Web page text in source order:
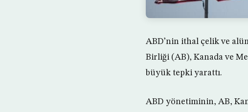
ABD’nin ithal çelik ve
Birliği (AB), Kanada ve
büyük tepki yarattı.
ABD yönetiminin, AB,